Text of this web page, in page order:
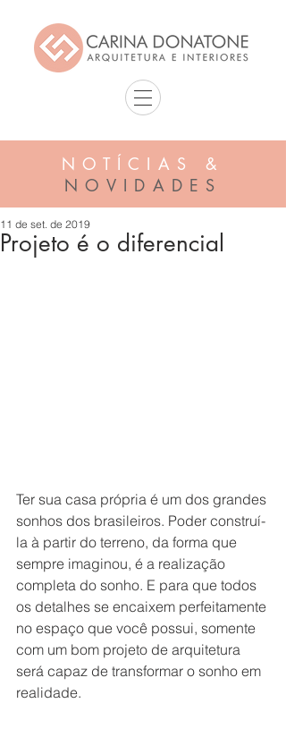
NOTÍCIAS &
NOVIDADES
Projeto é o diferencial
11 de set. de 2019
Ter sua casa própria é um dos grandes
sonhos dos brasileiros. Poder construí-
la à partir do terreno, da forma que
sempre imaginou, é a realização
completa do sonho. E para que todos
os detalhes se encaixem perfeitamente
no espaço que você possui, somente
com um bom projeto de arquitetura
será capaz de transformar o sonho em
realidade.